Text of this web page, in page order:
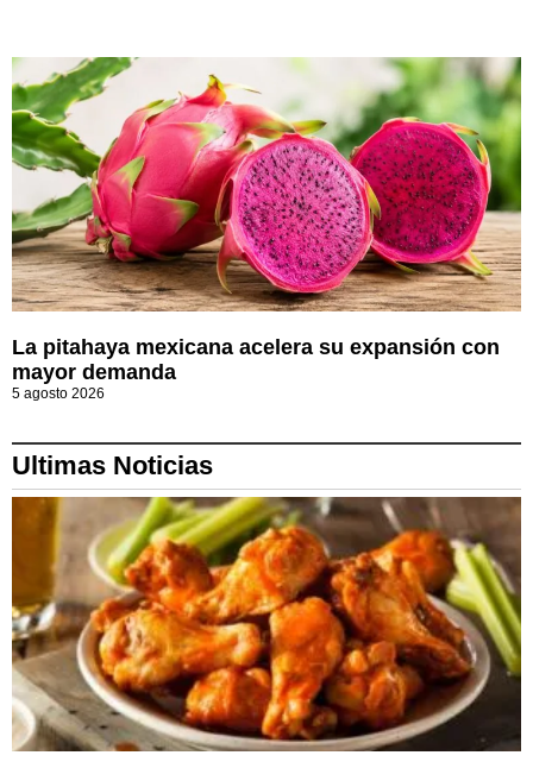
La pitahaya mexicana acelera su expansión con
mayor demanda
5 agosto 2026
Ultimas Noticias